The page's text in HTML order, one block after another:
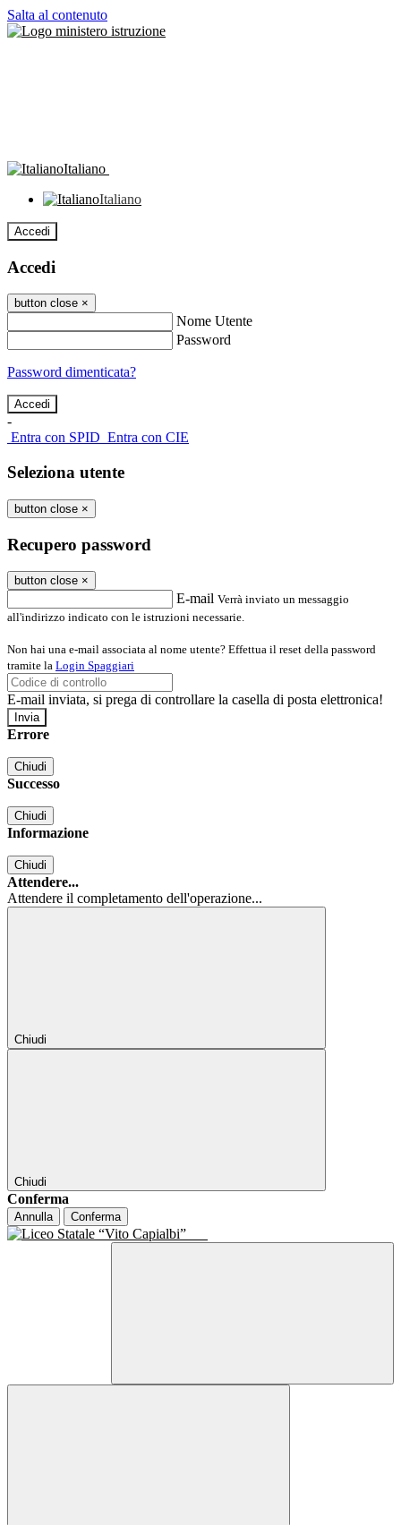
Salta al contenuto
Italiano
Italiano
Accedi
Accedi
button close ×
Nome Utente
Password
Password dimenticata?
-
Entra con SPID Entra con CIE
Seleziona utente
button close ×
Recupero password
button close ×
E-mail Verrà inviato un messaggio
all'indirizzo indicato con le istruzioni necessarie.
Non hai una e-mail associata al nome utente? Effettua il reset della password
tramite la Login Spaggiari
E-mail inviata, si prega di controllare la casella di posta elettronica!
Errore
Chiudi
Successo
Chiudi
Informazione
Chiudi
Attendere...
Attendere il completamento dell'operazione...
Chiudi
Chiudi
Conferma
Annulla Conferma